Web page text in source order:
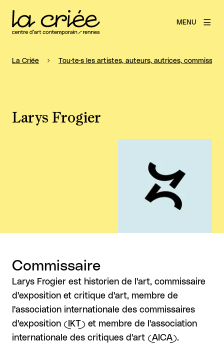
MENU
La Criée Tou·te·s les artistes, auteurs, autrices,
Larys Frogier
Commissaire
Larys Frogier est historien de l'art, commissaire
d'exposition et critique d'art, membre de
l'association internationale des commissaires
d'exposition (IKT) et membre de l'association
internationale des critiques d'art (AICA).